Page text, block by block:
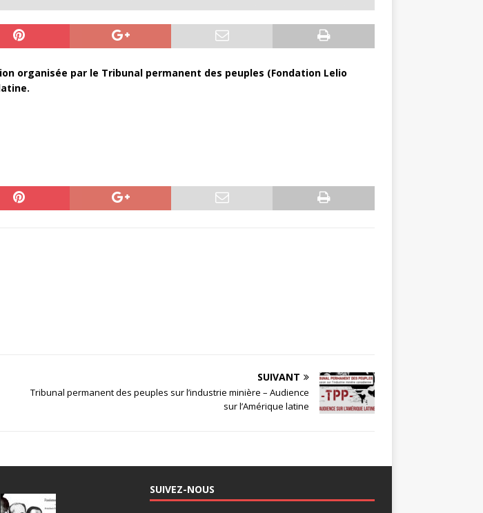
organisée par le Tribunal permanent des peuples (Fondation Lelio
SUIVANT
Tribunal permanent des peuples sur l’industrie minière – Audience
sur l’Amérique latine
SUIVEZ-NOUS